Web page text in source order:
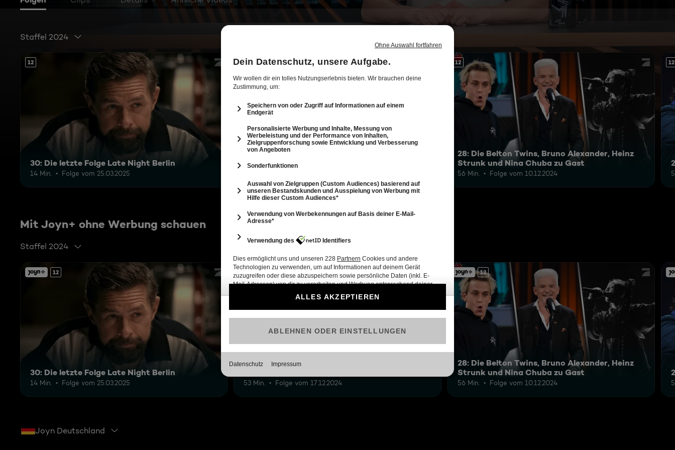
Staffel 2024
12
30: Die letzte Folge Late Night Berlin
14 Min. Folge vom 25.03.2025
12
29: Best of Winter 2024 - mit Robbie Williams
12
28: Die Belton Twins, Bruno Alexander, Heinz
Strunk und Nina Chuba zu Gast
56 Min. Folge vom 10.12.2024
12
Mit Joyn+ ohne Werbung schauen
Staffel 2024
12
30: Die letzte Folge Late Night Berlin
14 Min. Folge vom 25.03.2025
12
53 Min. Folge vom 17.12.2024
12
28: Die Belton Twins, Bruno Alexander, Heinz
Strunk und Nina Chuba zu Gast
56 Min. Folge vom 10.12.2024
Joyn Deutschland